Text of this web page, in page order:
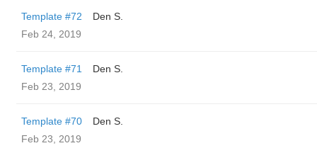
Template #72
Den S.
Feb 24, 2019
Template #71
Den S.
Feb 23, 2019
Template #70
Den S.
Feb 23, 2019